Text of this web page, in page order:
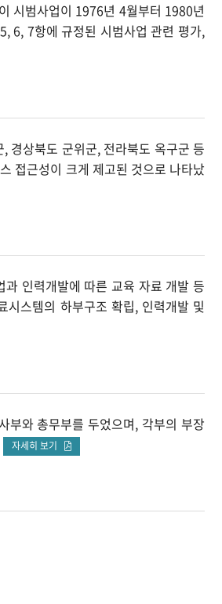
시범사업이 1976년 4월부터 1980년
6, 7항에 규정된 시범사업 관련 평가,
경상북도 군위군, 전라북도 옥구군 등
접근성이 크게 제고된 것으로 나타났
인력개발에 따른 교육 자료 개발 등
스템의 하부구조 확립, 인력개발 및
부와 총무부를 두었으며, 각부의 부장
자세히 보기